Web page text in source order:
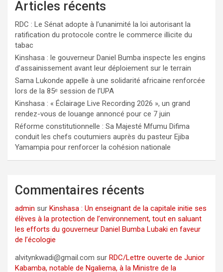
Articles récents
RDC : Le Sénat adopte à l’unanimité la loi autorisant la
ratification du protocole contre le commerce illicite du
tabac
Kinshasa : le gouverneur Daniel Bumba inspecte les engins
d’assainissement avant leur déploiement sur le terrain
Sama Lukonde appelle à une solidarité africaine renforcée
lors de la 85ᵉ session de l’UPA
Kinshasa : « Éclairage Live Recording 2026 », un grand
rendez-vous de louange annoncé pour ce 7 juin
Réforme constitutionnelle : Sa Majesté Mfumu Difima
conduit les chefs coutumiers auprès du pasteur Ejiba
Yamampia pour renforcer la cohésion nationale
Commentaires récents
admin sur Kinshasa : Un enseignant de la capitale initie ses
élèves à la protection de l’environnement, tout en saluant
les efforts du gouverneur Daniel Bumba Lubaki en faveur
de l’écologie
alvitynkwadi@gmail.com sur RDC/Lettre ouverte de Junior
Kabamba, notable de Ngaliema, à la Ministre de la